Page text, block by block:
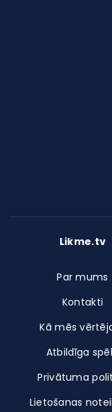
Likme.tv
Par mums
Kontakti
Kā mēs
Atbildīga
Privātuma
Lietošanas